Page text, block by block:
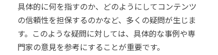
具体的に何を指すのか、どのようにしてコンテンツ
の信頼性を担保するのかなど、多くの疑問が生じま
す。このような疑問に対しては、具体的な事例や専
門家の意見を参考にすることが重要です。